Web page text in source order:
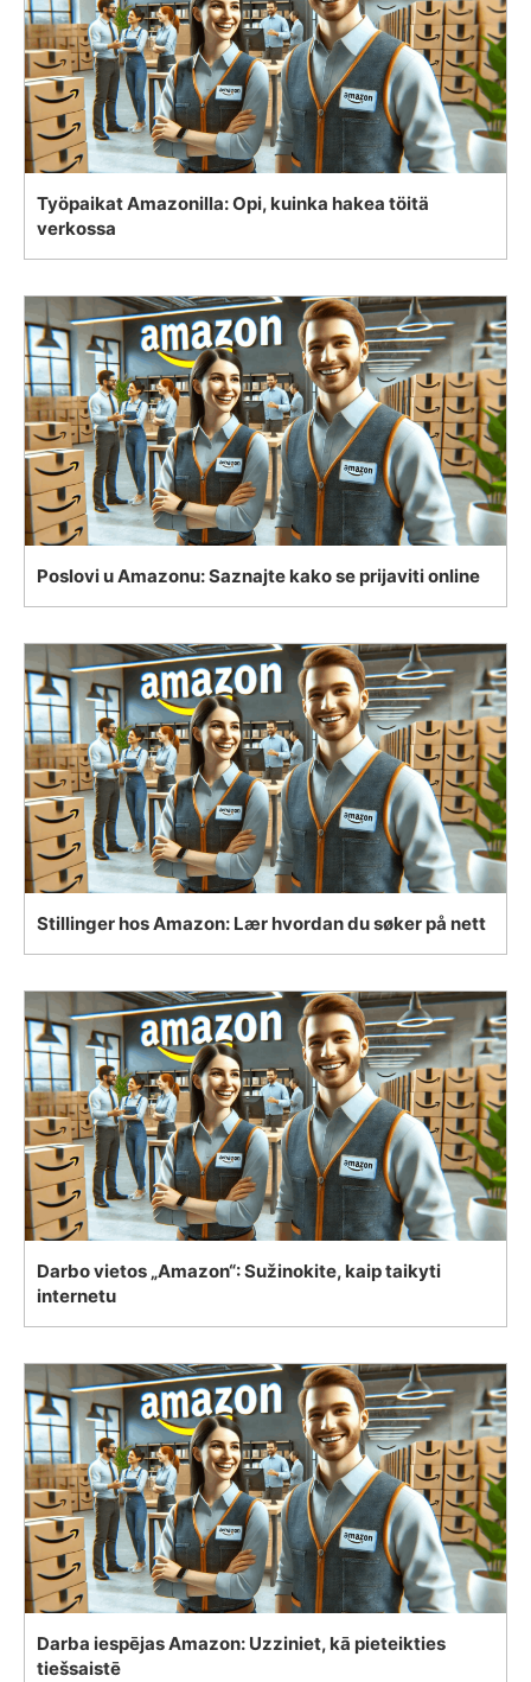
Työpaikat Amazonilla: Opi, kuinka hakea töitä
verkossa
Poslovi u Amazonu: Saznajte kako se prijaviti online
Stillinger hos Amazon: Lær hvordan du søker på nett
Darbo vietos „Amazon“: Sužinokite, kaip taikyti
internetu
Darba iespējas Amazon: Uzziniet, kā pieteikties
tiešsaistē